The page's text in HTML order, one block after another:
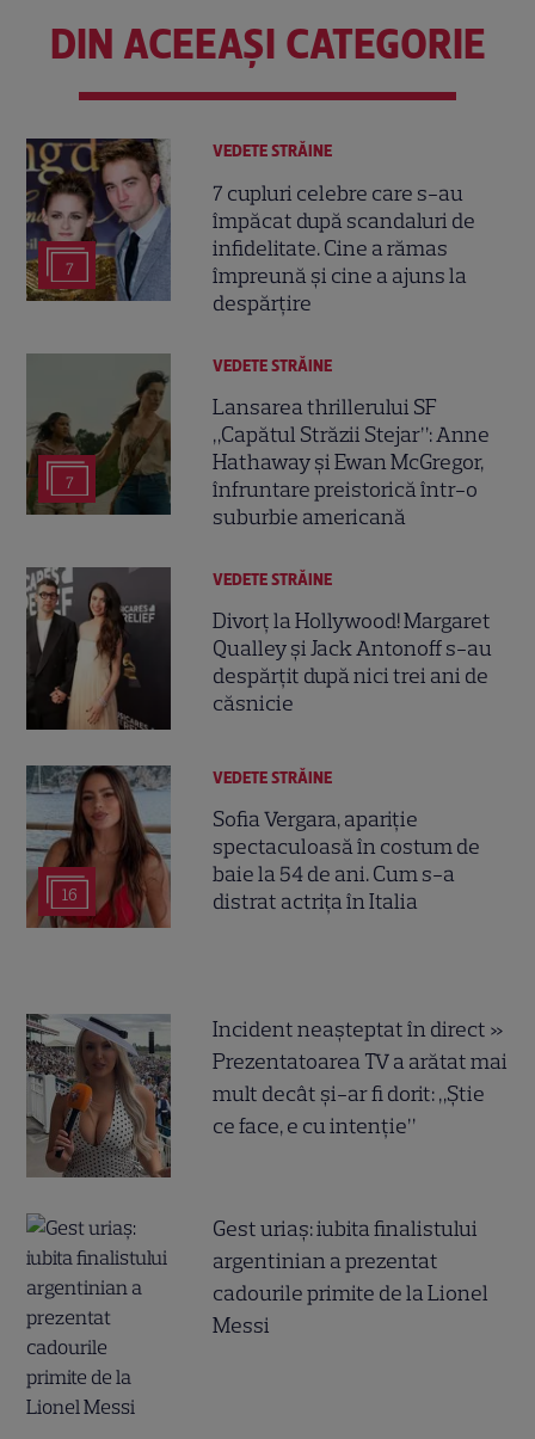
DIN ACEEAȘI CATEGORIE
7
VEDETE STRĂINE
7 cupluri celebre care s-au
împăcat după scandaluri de
infidelitate. Cine a rămas
împreună și cine a ajuns la
despărțire
7
VEDETE STRĂINE
Lansarea thrillerului SF
„Capătul Străzii Stejar”: Anne
Hathaway și Ewan McGregor,
înfruntare preistorică într-o
suburbie americană
VEDETE STRĂINE
Divorț la Hollywood! Margaret
Qualley și Jack Antonoff s-au
despărțit după nici trei ani de
căsnicie
16
VEDETE STRĂINE
Sofia Vergara, apariție
spectaculoasă în costum de
baie la 54 de ani. Cum s-a
distrat actrița în Italia
Incident neașteptat în direct »
Prezentatoarea TV a arătat mai
mult decât și-ar fi dorit: „Știe
ce face, e cu intenție”
Gest uriaș: iubita finalistului
argentinian a prezentat
cadourile primite de la Lionel
Messi